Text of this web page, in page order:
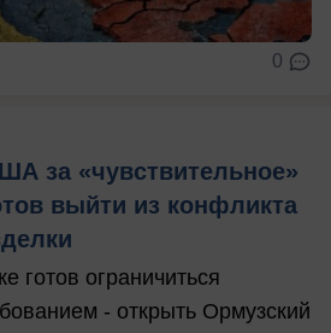
0
за «чувствительное»
выйти из конфликта
готов ограничиться
- открыть Ормузский